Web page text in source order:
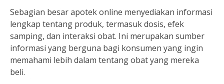
Sebagian besar apotek online menyediakan informasi
lengkap tentang produk, termasuk dosis, efek
samping, dan interaksi obat. Ini merupakan sumber
informasi yang berguna bagi konsumen yang ingin
memahami lebih dalam tentang obat yang mereka
beli.